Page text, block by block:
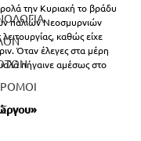
την Κυριακή το βράδυ
παλιών Νεοσμυρνιών
καθώς είχε
Όταν έλεγες στα μέρη
πήγαινε αμέσως στο